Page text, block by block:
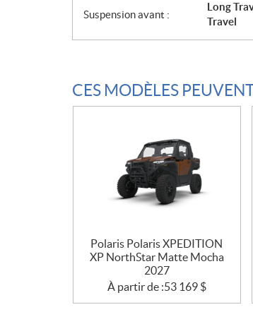
Suspension avant :
Long
Travel
CES MODÈLES
Polaris Polaris XPEDITION
XP NorthStar Matte Mocha
2027
À partir de :53 169 $